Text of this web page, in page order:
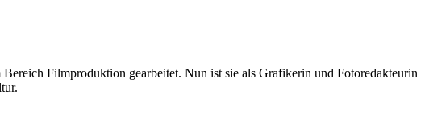
Filmproduktion gearbeitet. Nun ist sie als Grafikerin und Fotoredakteurin